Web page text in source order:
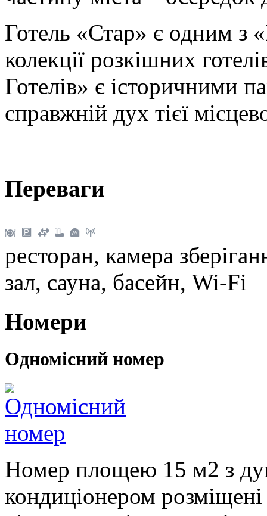
Готель «Стар» є одним з
колекції розкішних
Готелів» є історичними
справжній дух тієї
Переваги
ресторан, камера
зал, сауна, басейн, Wi-Fi
Номери
Одномісний номер
Номер площею 15 м2 з
кондиціонером